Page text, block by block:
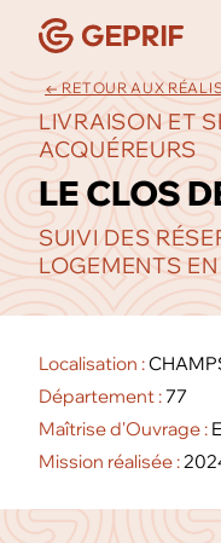
← RETOUR AUX
LIVRAISON ET
ACQUÉREURS
LE CLOS
SUIVI DES
LOGEMENTS
Localisation :
Département :77
Maîtrise d'Ouvrage :
Mission réalisée :